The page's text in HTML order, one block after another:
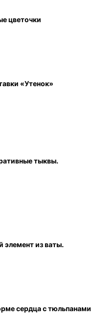
цветочки
«Утенок»
тыквы.
элемент из ваты.
сердца с тюльпанами